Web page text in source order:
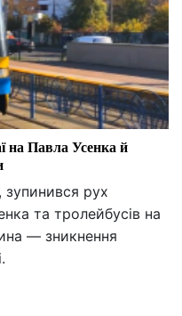
на Павла Усенка й
рух
та тролейбусів на
— зникнення